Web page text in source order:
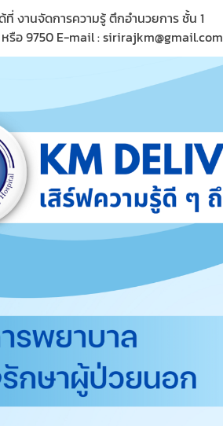
ที่ งานจัดการความรู้ ตึกอำนวยการ ชั้น 1
รือ 9750 E-mail :sirirajkm@gmail.com